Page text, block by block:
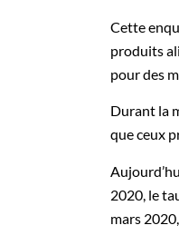
Cette
produits
pour des
Durant la
que ceux
2020, le
mars